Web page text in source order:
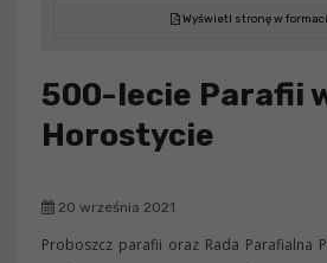
Wyświetl stronę w
500-lecie Parafii
Horostycie
20 września 2021
Proboszcz parafii oraz Rada Parafialna